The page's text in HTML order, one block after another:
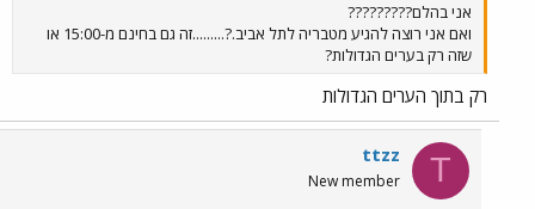
אני בהלם?????????
ואם אני רוצה להגיע מטבריה לתל אביב.?.........זה גם בחינם מ-15:00 או
שזה רק בערים הגדולות?
רק בתוך הערים הגדולות
T
ttzz
New member